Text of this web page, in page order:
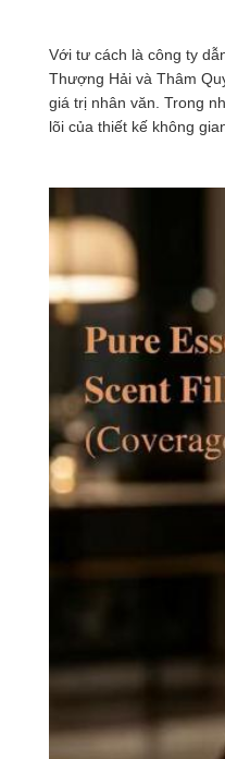
Với tư cách là công ty
Thượng Hải và Thâm
giá trị nhân văn. Trong
lõi của thiết kế không